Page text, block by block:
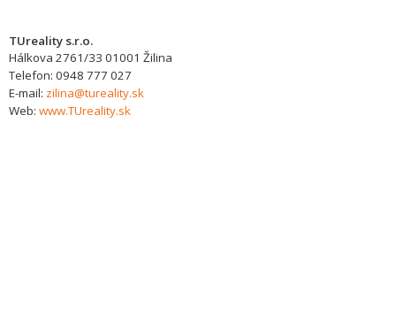
TUreality s.r.o.
Hálkova 2761/33 01001 Žilina
Telefon: 0948 777 027
E-mail: zilina@tureality.sk
Web: www.TUreality.sk